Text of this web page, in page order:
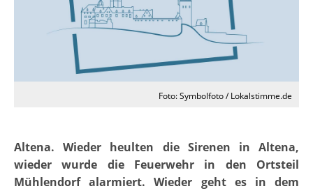
Foto: Symbolfoto / Lokalstimme.de
Altena. Wieder heulten die Sirenen in Altena,
wieder wurde die Feuerwehr in den Ortsteil
Mühlendorf alarmiert. Wieder geht es in dem